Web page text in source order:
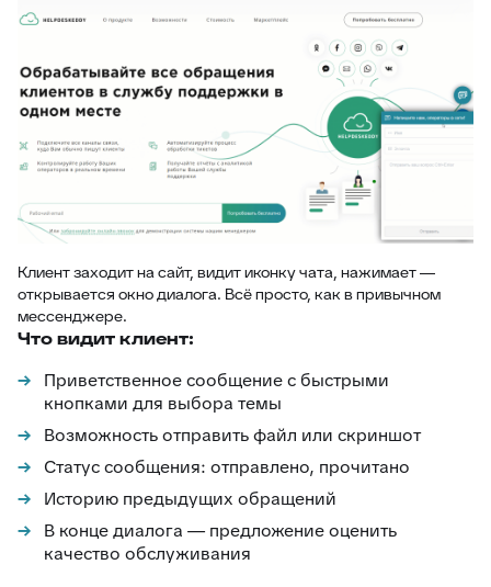
Клиент заходит на сайт, видит иконку чата, нажимает —
открывается окно диалога. Всё просто, как в привычном
мессенджере.
Что видит клиент:
Приветственное сообщение с быстрыми
кнопками для выбора темы
Возможность отправить файл или скриншот
Статус сообщения: отправлено, прочитано
Историю предыдущих обращений
В конце диалога — предложение оценить
качество обслуживания